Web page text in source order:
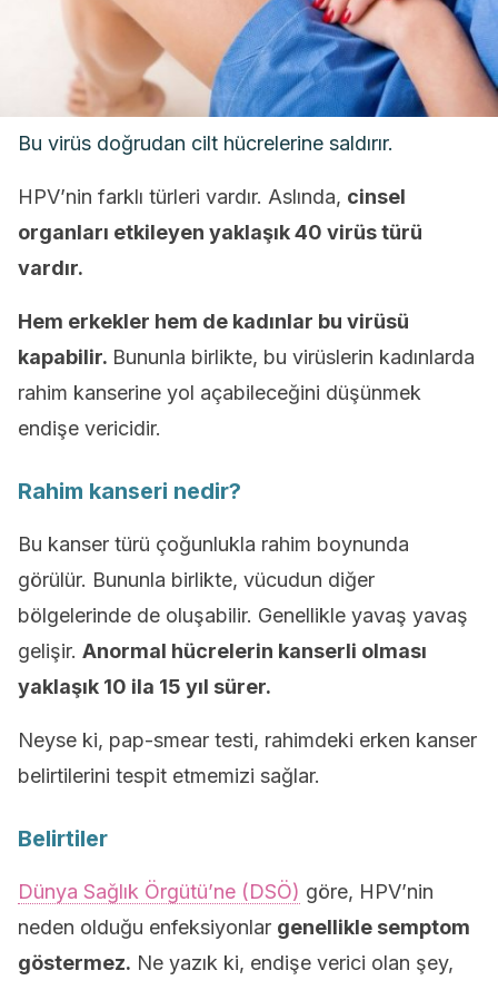
Bu virüs doğrudan cilt hücrelerine saldırır.
HPV’nin farklı türleri vardır. Aslında, cinsel
organları etkileyen yaklaşık 40 virüs türü
vardır.
Hem erkekler hem de kadınlar bu virüsü
kapabilir. Bununla birlikte, bu virüslerin kadınlarda
rahim kanserine yol açabileceğini düşünmek
endişe vericidir.
Rahim kanseri nedir?
Bu kanser türü çoğunlukla rahim boynunda
görülür. Bununla birlikte, vücudun diğer
bölgelerinde de oluşabilir. Genellikle yavaş yavaş
gelişir. Anormal hücrelerin kanserli olması
yaklaşık 10 ila 15 yıl sürer.
Neyse ki, pap-smear testi, rahimdeki erken kanser
belirtilerini tespit etmemizi sağlar.
Belirtiler
Dünya Sağlık Örgütü’ne (DSÖ) göre, HPV’nin
neden olduğu enfeksiyonlar genellikle semptom
göstermez. Ne yazık ki, endişe verici olan şey,